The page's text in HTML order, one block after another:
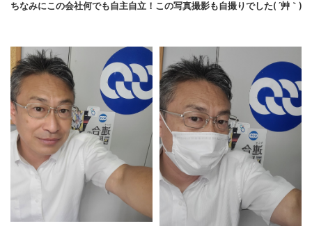
ちなみにこの会社何でも自主自立！この写真撮影も自撮りでした( ´艸｀)